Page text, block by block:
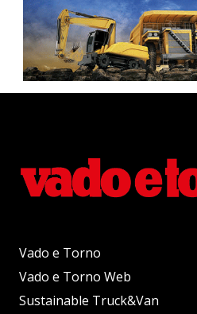
Vado e Torno
Vado e Torno Web
Sustainable Truck&Van